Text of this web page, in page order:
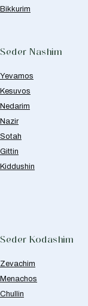
Bikkurim
Seder Nashim
Yevamos
Kesuvos
Nedarim
Nazir
Sotah
Gittin
Kiddushin
Seder Kodashim
Zevachim
Menachos
Chullin